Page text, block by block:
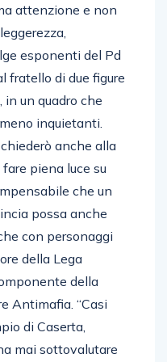
attenzione e non
esponenti del Pd
fratello di due figure
un quadro che
inquietanti.
anche alla
piena luce su
che un
possa anche
con personaggi
della Lega
della
Antimafia. “Casi
di Caserta,
mai sottovalutare